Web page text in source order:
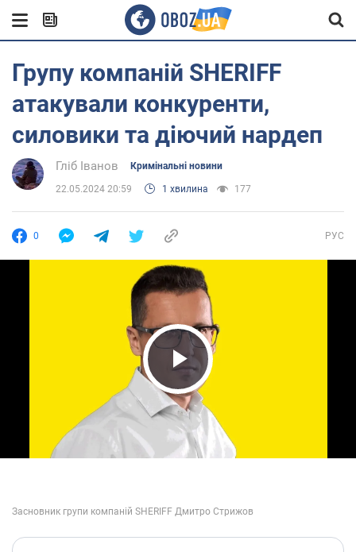
Групу компаній SHERIFF
атакували конкуренти,
силовики та діючий нардеп
Гліб Іванов Кримінальні новини
22.05.2024 20:59 1 хвилина 177
0 РУС
Play Video